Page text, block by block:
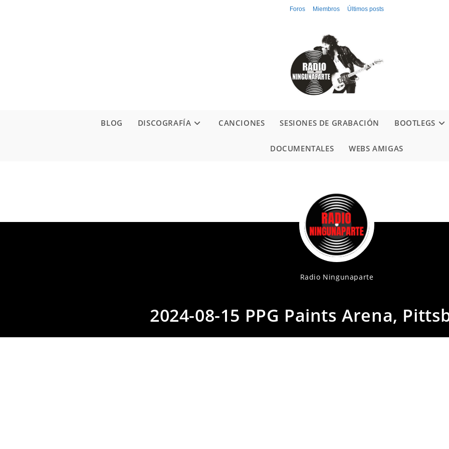
Foros Miembros Últimos posts
BLOG DISCOGRAFÍA CANCIONES SESIONES DE GRABACIÓN BOOTLEGS
DOCUMENTALES WEBS AMIGAS
Radio Ningunaparte
2024-08-15 PPG Paints Arena,